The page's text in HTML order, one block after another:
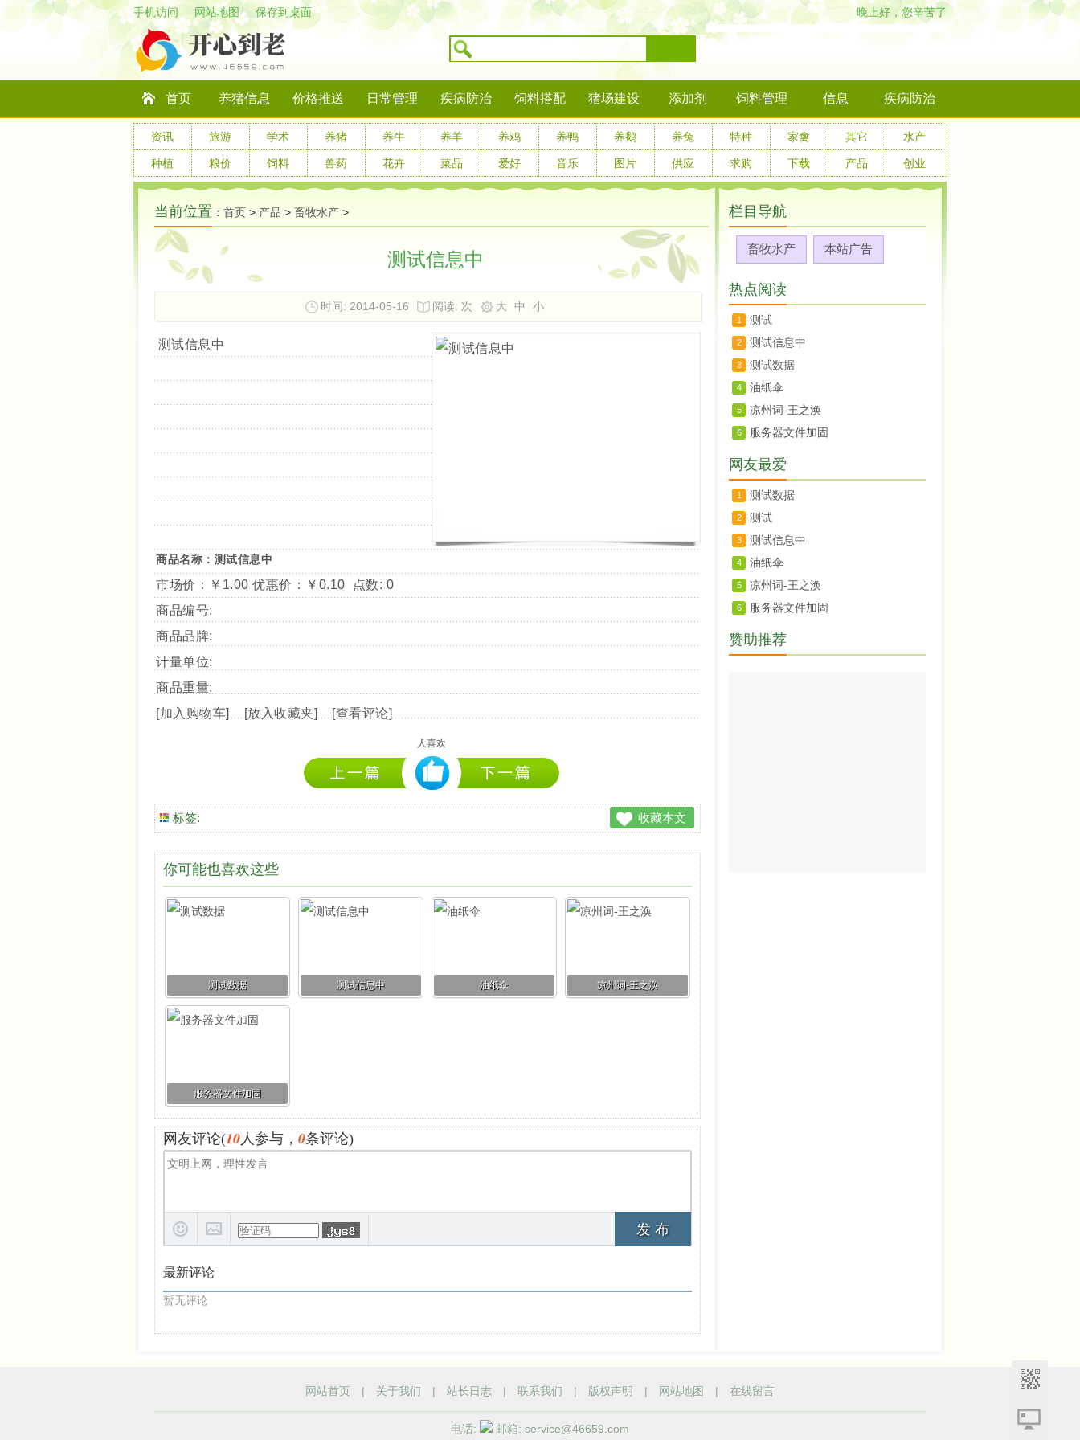
手机访问 网站地图 保存到桌面 晚上好，您辛苦了
首页 养猪信息 价格推送 日常管理 疾病防治 饲料搭配 猪场建设 添加剂 饲料管理 信息 疾病防治
资讯 旅游 学术 养猪 养牛 养羊 养鸡 养鸭 养鹅 养兔 特种 家禽 其它 水产
种植 粮价 饲料 兽药 花卉 菜品 爱好 音乐 图片 供应 求购 下载 产品 创业
当前位置 ： 首页 > 产品 > 畜牧水产 >
测试信息中
时间: 2014-05-16 阅读: 次 大 中 小
测试信息中
商品名称：测试信息中
市场价： ￥1.00 优惠价： ￥0.10 点数: 0
商品编号:
商品品牌:
计量单位:
商品重量:
[加入购物车] [放入收藏夹] [查看评论]
人喜欢
标签: 收藏本文
你可能也喜欢这些
测试数据 测试信息中 油纸伞 凉州词-王之涣
服务器文件加固
网友评论(10人参与， 0条评论)
发 布
最新评论
暂无评论
栏目导航
畜牧水产 本站广告
热点阅读
1 测试
2 测试信息中
3 测试数据
4 油纸伞
5 凉州词-王之涣
6 服务器文件加固
网友最爱
1 测试数据
2 测试
3 测试信息中
4 油纸伞
5 凉州词-王之涣
6 服务器文件加固
赞助推荐
网站首页 | 关于我们 | 站长日志 | 联系我们 | 版权声明 | 网站地图 | 在线留言
电话: 邮箱: service@46659.com